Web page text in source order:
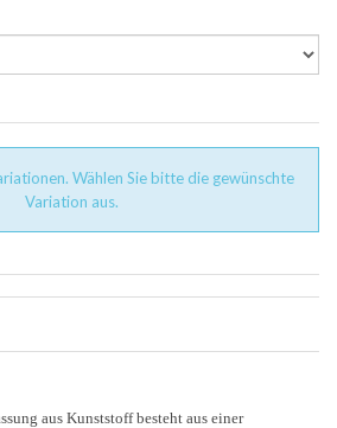
Wählen Sie bitte die gewünschte
Variation aus.
aus Kunststoff besteht aus einer